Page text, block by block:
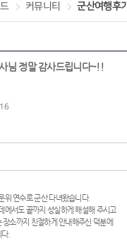
커뮤니티 군산여행후기
님 정말 감사드립니다~!!
위 연수로 군산 다녀왔습니다.
에서도 끝까지 성실하게 해설해 주시고
소까지 친절하게 안내해주신 덕분에
.